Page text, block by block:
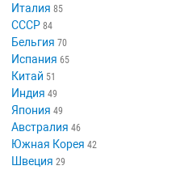
Италия 85
СССР 84
Бельгия 70
Испания 65
Китай 51
Индия 49
Япония 49
Австралия 46
Южная Корея 42
Швеция 29